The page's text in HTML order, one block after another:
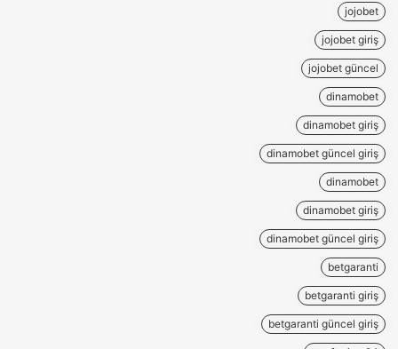
jojobet
jojobet giriş
jojobet güncel
dinamobet
dinamobet giriş
dinamobet güncel giriş
dinamobet
dinamobet giriş
dinamobet güncel giriş
betgaranti
betgaranti giriş
betgaranti güncel giriş